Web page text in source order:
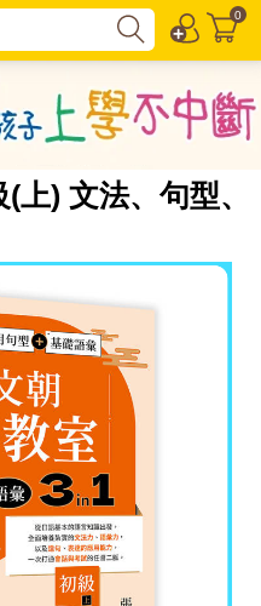
0
) 文法、句型、